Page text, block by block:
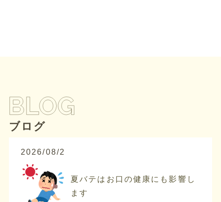
ブログ
2026/08/2
夏バテはお口の健康にも影響し
ます